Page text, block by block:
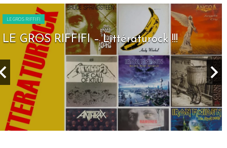
LE GROS RIFFIFI
LE GROS RIFFIFI – Littératurock !!!